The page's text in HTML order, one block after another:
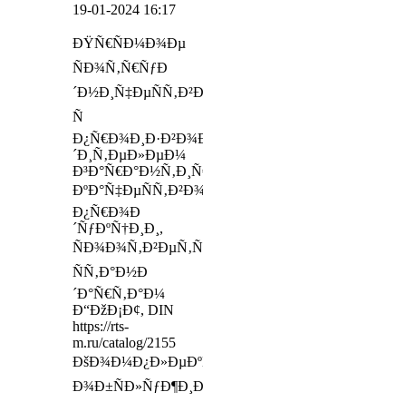
19-01-2024 16:17
ÐŸÑ€ÑÐ¼Ð¾Ðµ
ÑÐ¾Ñ‚Ñ€ÑƒÐ
´Ð½Ð¸Ñ‡ÐµÑÑ‚Ð²Ð¾
Ñ
Ð¿Ñ€Ð¾Ð¸Ð·Ð²Ð¾Ð
´Ð¸Ñ‚ÐµÐ»ÐµÐ¼
Ð³Ð°Ñ€Ð°Ð½Ñ‚Ð¸Ñ€ÑƒÐµÑ‚
ÐºÐ°Ñ‡ÐµÑÑ‚Ð²Ð¾
Ð¿Ñ€Ð¾Ð
´ÑƒÐºÑ†Ð¸Ð¸,
ÑÐ¾Ð¾Ñ‚Ð²ÐµÑ‚ÑÑ‚Ð²Ð¸Ðµ
ÑÑ‚Ð°Ð½Ð
´Ð°Ñ€Ñ‚Ð°Ð¼
Ð“ÐžÐ¡Ð¢, DIN
https://rts-
m.ru/catalog/2155
ÐšÐ¾Ð¼Ð¿Ð»ÐµÐºÑÐ½Ð¾Ðµ
Ð¾Ð±ÑÐ»ÑƒÐ¶Ð¸Ð²Ð°Ð½Ð¸Ðµ